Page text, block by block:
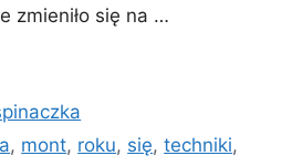
zmieniło się na …
, mont, roku, się,techniki,